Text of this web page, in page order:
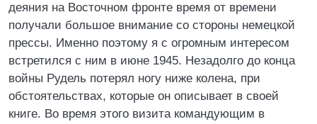
деяния на Восточном фронте время от времени
получали большое внимание со стороны немецкой
прессы. Именно поэтому я с огромным интересом
встретился с ним в июне 1945. Незадолго до конца
войны Рудель потерял ногу ниже колена, при
обстоятельствах, которые он описывает в своей
книге. Во время этого визита командующим в